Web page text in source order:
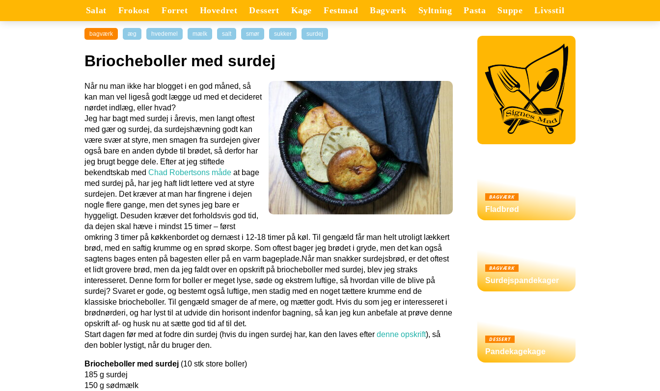
Salat Frokost Forret Hovedret Dessert Kage Festmad Bagværk Syltning Pasta Suppe Livsstil
bagværk æg hvedemel mælk salt smør sukker surdej
Briocheboller med surdej
Når nu man ikke har blogget i en god måned, så
kan man vel ligeså godt lægge ud med et decideret
nørdet indlæg, eller hvad?
Jeg har bagt med surdej i årevis, men langt oftest
med gær og surdej, da surdejshævning godt kan
være svær at styre, men smagen fra surdejen giver
også bare en anden dybde til brødet, så derfor har
jeg brugt begge dele. Efter at jeg stiftede
bekendtskab med Chad Robertsons måde at bage
med surdej på, har jeg haft lidt lettere ved at styre
surdejen. Det kræver at man har fingrene i dejen
nogle flere gange, men det synes jeg bare er
hyggeligt. Desuden kræver det forholdsvis god tid,
da dejen skal hæve i mindst 15 timer – først
omkring 3 timer på køkkenbordet og dernæst i 12-18 timer på køl. Til gengæld får man helt utroligt lækkert
brød, med en saftig krumme og en sprød skorpe. Som oftest bager jeg brødet i gryde, men det kan også
sagtens bages enten på bagesten eller på en varm bageplade.Når man snakker surdejsbrød, er det oftest
et lidt grovere brød, men da jeg faldt over en opskrift på briocheboller med surdej, blev jeg straks
interesseret. Denne form for boller er meget lyse, søde og ekstrem luftige, så hvordan ville de blive på
surdej? Svaret er gode, og bestemt også luftige, men stadig med en noget tættere krumme end de
klassiske briocheboller. Til gengæld smager de af mere, og mætter godt. Hvis du som jeg er interesseret i
brødnørderi, og har lyst til at udvide din horisont indenfor bagning, så kan jeg kun anbefale at prøve denne
opskrift af- og husk nu at sætte god tid af til det.
Start dagen før med at fodre din surdej (hvis du ingen surdej har, kan den laves efter denne opskrift), så
den bobler lystigt, når du bruger den.
Briocheboller med surdej (10 stk store boller)
185 g surdej
150 g sødmælk
BAGVÆRK
Fladbrød
BAGVÆRK
Surdejspandekager
DESSERT
Pandekagekage